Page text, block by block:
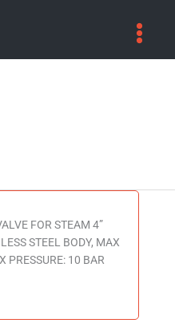
FOR STEAM 4”
STEEL BODY, MAX
PRESSURE: 10 BAR